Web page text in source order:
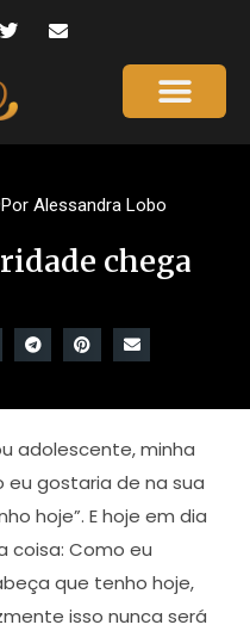
Por Alessandra Lobo
chega
adolescente, minha
eu gostaria de na sua
hoje”. E hoje em dia
coisa: Como eu
que tenho hoje,
isso nunca será